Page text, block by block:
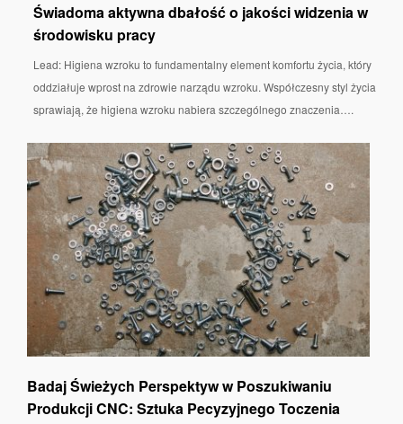
Świadoma aktywna dbałość o jakości widzenia w
środowisku pracy
Lead: Higiena wzroku to fundamentalny element komfortu życia, który
oddziałuje wprost na zdrowie narządu wzroku. Współczesny styl życia
sprawiają, że higiena wzroku nabiera szczególnego znaczenia….
Badaj Świeżych Perspektyw w Poszukiwaniu
Produkcji CNC: Sztuka Pecyzyjnego Toczenia